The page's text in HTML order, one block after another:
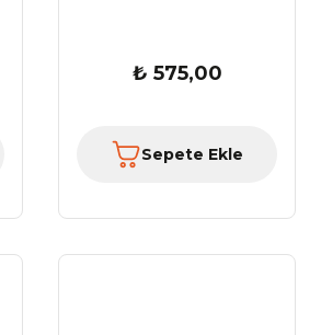
₺ 575,00
Sepete Ekle